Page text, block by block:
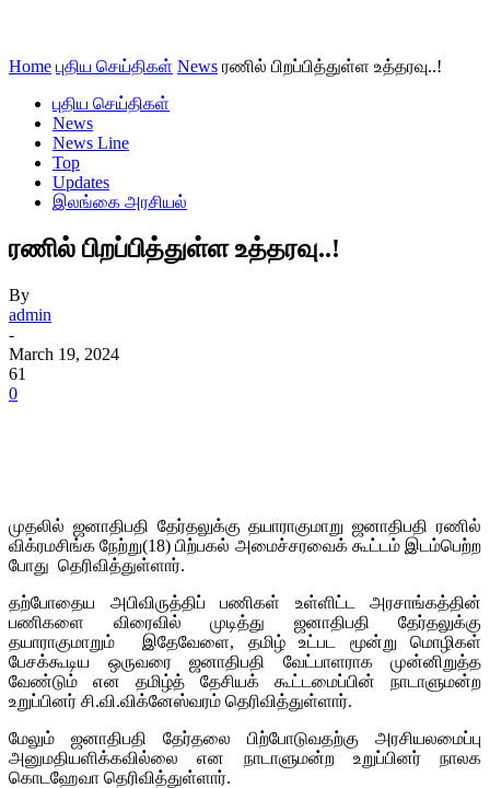
Home புதிய செய்திகள் News ரணில் பிறப்பித்துள்ள உத்தரவு..!
புதிய செய்திகள்
News
News Line
Top
Updates
இலங்கை அரசியல்
ரணில் பிறப்பித்துள்ள உத்தரவு..!
By
admin
-
March 19, 2024
61
0
முதலில் ஜனாதிபதி தேர்தலுக்கு தயாராகுமாறு ஜனாதிபதி ரணில்
விக்ரமசிங்க நேற்று(18) பிற்பகல் அமைச்சரவைக் கூட்டம் இடம்பெற்ற
போது தெரிவித்துள்ளார்.
தற்போதைய அபிவிருத்திப் பணிகள் உள்ளிட்ட அரசாங்கத்தின்
பணிகளை விரைவில் முடித்து ஜனாதிபதி தேர்தலுக்கு
தயாராகுமாறும் இதேவேளை, தமிழ் உட்பட மூன்று மொழிகள்
பேசக்கூடிய ஒருவரை ஜனாதிபதி வேட்பாளராக முன்னிறுத்த
வேண்டும் என தமிழ்த் தேசியக் கூட்டமைப்பின் நாடாளுமன்ற
உறுப்பினர் சி.வி.விக்னேஸ்வரம் தெரிவித்துள்ளார்.
மேலும் ஜனாதிபதி தேர்தலை பிற்போடுவதற்கு அரசியலமைப்பு
அனுமதியளிக்கவில்லை என நாடாளுமன்ற உறுப்பினர் நாலக
கொடஹேவா தெரிவித்துள்ளார்.